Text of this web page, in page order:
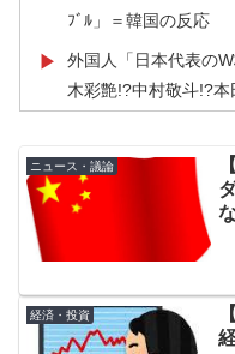
ﾌﾞﾙ」＝韓国の反応
▶
外国人「日本代表の
木彩艶!?中村敬斗!?
▶ 韓国が独島を不法占
引な主張＝韓国の反応
韓国人「我が国に価
い本当の理由がこちら
▶ 【海外の反応】「日
野大臣の“2D専（ア
ニュース・議論
経済・投資